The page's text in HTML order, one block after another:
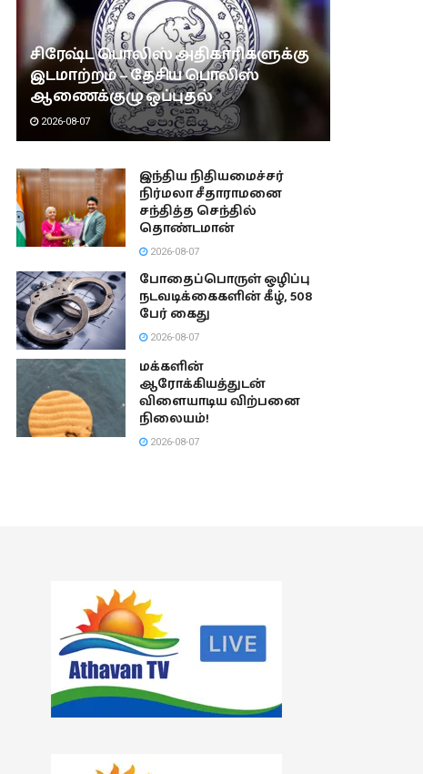
சிரேஷ்ட பொலிஸ் அதிகாரிகளுக்கு
இடமாற்றம் – தேசிய பொலிஸ்
ஆணைக்குழு ஒப்புதல்
2026-08-07
இந்திய நிதியமைச்சர்
நிர்மலா சீதாராமனை
சந்தித்த செந்தில்
தொண்டமான்
2026-08-07
போதைப்பொருள் ஒழிப்பு
நடவடிக்கைகளின் கீழ், 508
பேர் கைது
2026-08-07
மக்களின்
ஆரோக்கியத்துடன்
விளையாடிய விற்பனை
நிலையம்!
2026-08-07